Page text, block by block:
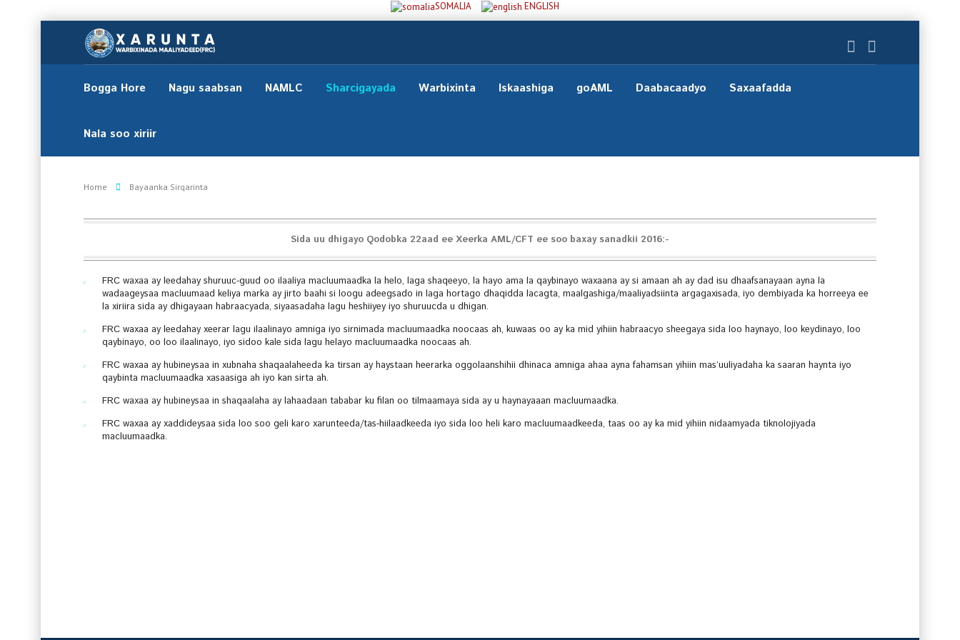
SOMALIA ENGLISH
Bogga Hore Nagu saabsan NAMLC Sharcigayada Warbixinta Iskaashiga goAML Daabacaadyo Saxaafadda
Nala soo xiriir
Home Bayaanka Sirqarinta
Sida uu dhigayo Qodobka 22aad ee Xeerka AML/CFT ee soo baxay sanadkii 2016:-
FRC waxaa ay leedahay shuruuc-guud oo ilaaliya macluumaadka la helo, laga shaqeeyo, la hayo ama la qaybinayo waxaana ay si amaan ah ay dad isu dhaafsanayaan ayna la
wadaageysaa macluumaad keliya marka ay jirto baahi si loogu adeegsado in laga hortago dhaqidda lacagta, maalgashiga/maaliyadsiinta argagaxisada, iyo dembiyada ka horreeya ee
la xiriira sida ay dhigayaan habraacyada, siyaasadaha lagu heshiiyey iyo shuruucda u dhigan.
FRC waxaa ay leedahay xeerar lagu ilaalinayo amniga iyo sirnimada macluumaadka noocaas ah, kuwaas oo ay ka mid yihiin habraacyo sheegaya sida loo haynayo, loo keydinayo, loo
qaybinayo, oo loo ilaalinayo, iyo sidoo kale sida lagu helayo macluumaadka noocaas ah.
FRC waxaa ay hubineysaa in xubnaha shaqaalaheeda ka tirsan ay haystaan heerarka oggolaanshihii dhinaca amniga ahaa ayna fahamsan yihiin mas’uuliyadaha ka saaran haynta iyo
qaybinta macluumaadka xasaasiga ah iyo kan sirta ah.
FRC waxaa ay hubineysaa in shaqaalaha ay lahaadaan tababar ku filan oo tilmaamaya sida ay u haynayaaan macluumaadka.
FRC waxaa ay xaddideysaa sida loo soo geli karo xarunteeda/tas-hiilaadkeeda iyo sida loo heli karo macluumaadkeeda, taas oo ay ka mid yihiin nidaamyada tiknolojiyada
macluumaadka.